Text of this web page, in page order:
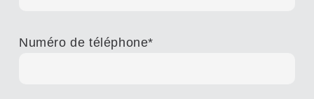
Numéro de téléphone*